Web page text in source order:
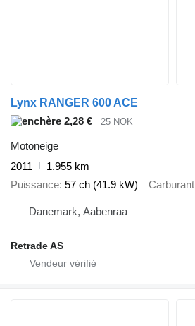
Lynx RANGER 600 ACE
2,28 €
25 NOK
Motoneige
2011
1.955 km
Puissance 57 ch (41.9 kW) Carburant
Danemark, Aabenraa
Retrade AS